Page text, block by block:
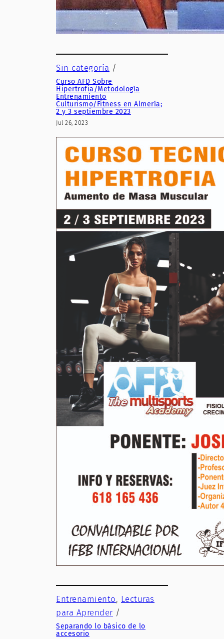
Sin categoría /
Curso AFD Sobre
Hipertrofia/Metodología
Entrenamiento
Culturismo/Fitness en Almería;
2 y 3 septiembre 2023
Jul 26, 2023
Entrenamiento, Lecturas
para Aprender /
Separando lo básico de lo
accesorio